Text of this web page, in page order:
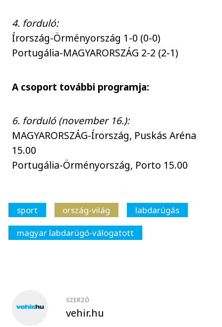
4. forduló:
Írország-Örményország 1-0 (0-0)
Portugália-MAGYARORSZÁG 2-2 (2-1)
A csoport további programja:
6. forduló (november 16.):
MAGYARORSZÁG-Írország, Puskás Aréna
15.00
Portugália-Örményország, Porto 15.00
sport ország-világ
labdarúgás
magyar labdarúgó-válogatott
SZERZŐ
vehir.hu